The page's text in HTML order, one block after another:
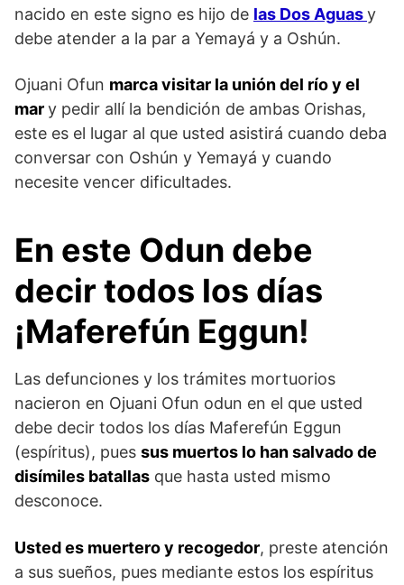
nacido en este signo es hijo de las Dos Aguasy
debe atender a la par a Yemayá y a Oshún.
Ojuani Ofun marca visitar la unión del río y el
mary pedir allí la bendición de ambas Orishas,
este es el lugar al que usted asistirá cuando deba
conversar con Oshún y Yemayá y cuando
necesite vencer dificultades.
En este Odun debe
decir todos los días
¡Maferefún Eggun!
Las defunciones y los trámites mortuorios
nacieron en Ojuani Ofun odun en el que usted
debe decir todos los días Maferefún Eggun
(espíritus), pues sus muertos lo han salvado de
disímiles batallas que hasta usted mismo
desconoce.
Usted es muertero y recogedor, preste atención
a sus sueños, pues mediante estos los espíritus